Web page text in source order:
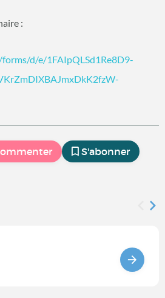
:
d/e/1FAIpQLSd1Re8D9-
S'abonner